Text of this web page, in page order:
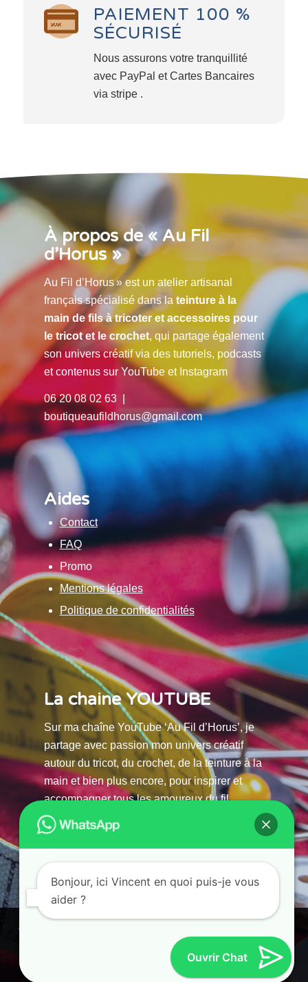
PAIEMENT 100 %
SÉCURISÉ
Nous assurons votre tranquillité
avec PayPal et Cartes Bancaires
via stripe .
À propos de « Au Fil
d’Horus »
Au Fil d’Horus » est un atelier artisanal
français spécialisé dans la teinture à la
main de fils à tricoter et accessoires pour
le tricot et le crochet, qui partage également
son univers créatif via des tutoriels, podcasts
et contenus sur YouTube et Instagram
06 20 08 02 63 |
boutiqueaufildhorus@gmail.com
Aides
Contact
FAQ
Promo
Mentions légales
Politique de confidentialités
La chaine YOUTUBE
Sur ma chaîne YouTube ‘Au Fil d’Horus’, je
partage avec passion mon univers créatif
autour du tricot, du crochet, de la teinture à la
main et bien plus encore, pour inspirer et
accompagner tous les amoureux du fil.
© 2025 AU FILS D’HORUS| All Rights Reserved |
Ce site utilise des cookies. En continuant à parcourir ce site, vous
acceptez leur utilisation.
Bonjour, ici Vincent en quoi puis-je vous
aider ?
Ouvrir Chat